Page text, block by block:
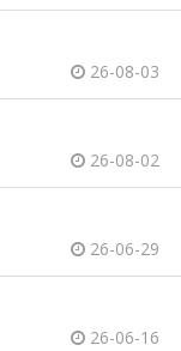
26-08-03
26-08-02
26-06-29
26-06-16